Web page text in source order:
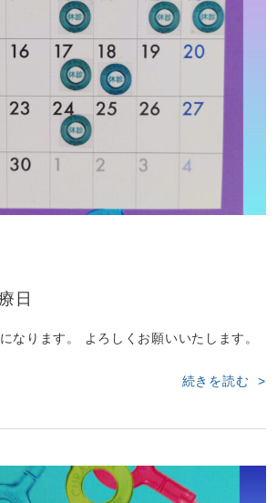
日
なります。 よろしくお願いいたします。
続きを読む